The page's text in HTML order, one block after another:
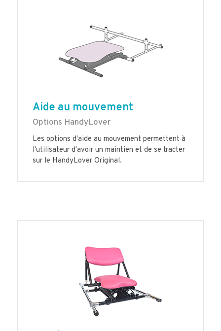
Aide au mouvement
Options HandyLover
Les options d'aide au mouvement permettent à
l'utilisateur d'avoir un maintien et de se tracter
sur le HandyLover Original.